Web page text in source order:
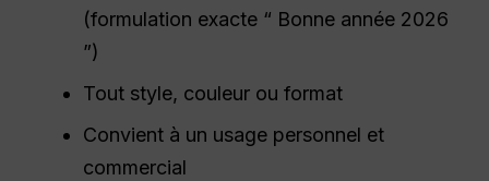
(formulation exacte “ Bonne année 2026
”)
Tout style, couleur ou format
Convient à un usage personnel et
commercial